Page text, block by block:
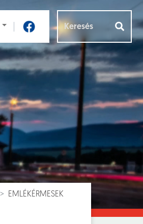
EMLÉKÉRMESEK